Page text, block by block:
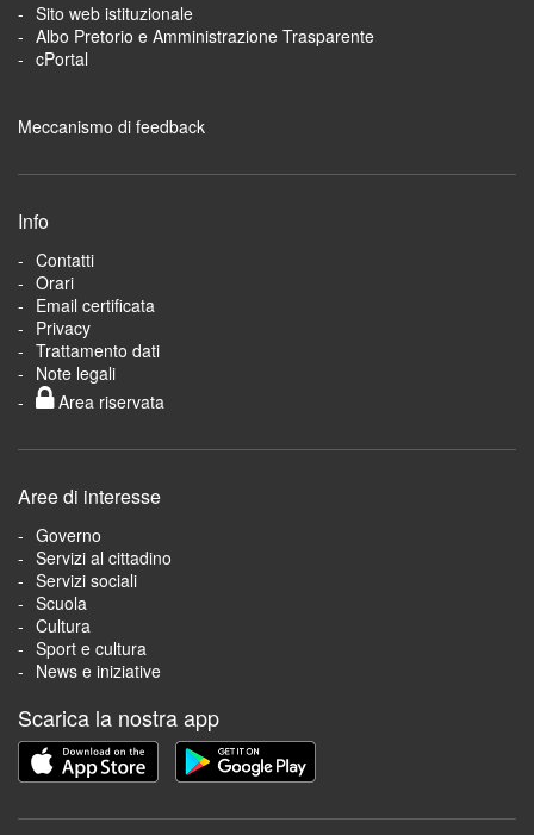
Sito web istituzionale
Albo Pretorio e Amministrazione Trasparente
cPortal
Meccanismo di feedback
Info
Contatti
Orari
Email certificata
Privacy
Trattamento dati
Note legali
Area riservata
Aree di interesse
Governo
Servizi al cittadino
Servizi sociali
Scuola
Cultura
Sport e cultura
News e iniziative
Scarica la nostra app